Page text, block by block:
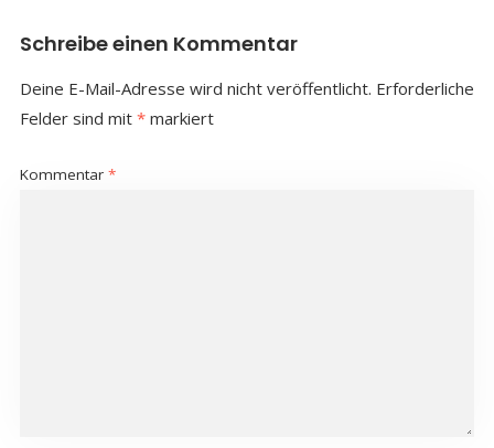
Schreibe einen Kommentar
Deine E-Mail-Adresse wird nicht veröffentlicht. Erforderliche
Felder sind mit *markiert
Kommentar *